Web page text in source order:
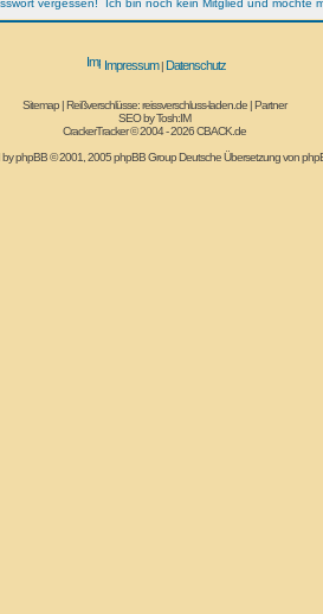
vergessen! Ich bin noch kein Mitglied und möchte
Impressum| Datenschutz
Sitemap|Reißverschlüsse: reissverschluss-laden.de|Partner
SEO byTosh:IM
CrackerTracker © 2004 - 2026CBACK.de
byphpBB© 2001, 2005 phpBB Group Deutsche Übersetzung von